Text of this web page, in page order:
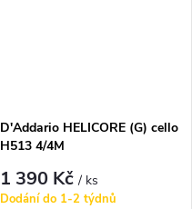
D'Addario HELICORE (G) cello
H513 4/4M
1 390 Kč/ ks
Dodání do 1-2 týdnů